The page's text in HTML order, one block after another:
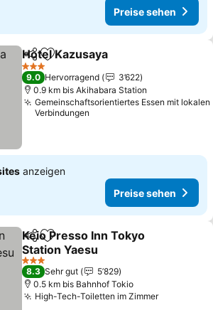
Preise sehen
TeilenZu Favoriten hinzufügen
Hotel Kazusaya
3 Sterne
9.0 Hervorragend
3’622
0.9 km bis Akihabara Station
Gemeinschaftsorientiertes Essen mit lokalen
Verbindungen
anzeigen
Preise sehen
TeilenZu Favoriten hinzufügen
Keio Presso Inn Tokyo
Station Yaesu
3 Sterne
8.3 Sehr gut
5’829
0.5 km bis Bahnhof Tokio
High-Tech-Toiletten im Zimmer